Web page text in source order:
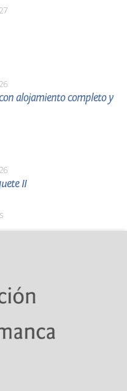
alojamiento completo y
II